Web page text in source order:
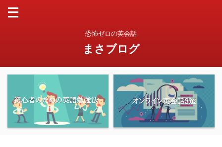
恐怖ゼロの英会話
まさブログ